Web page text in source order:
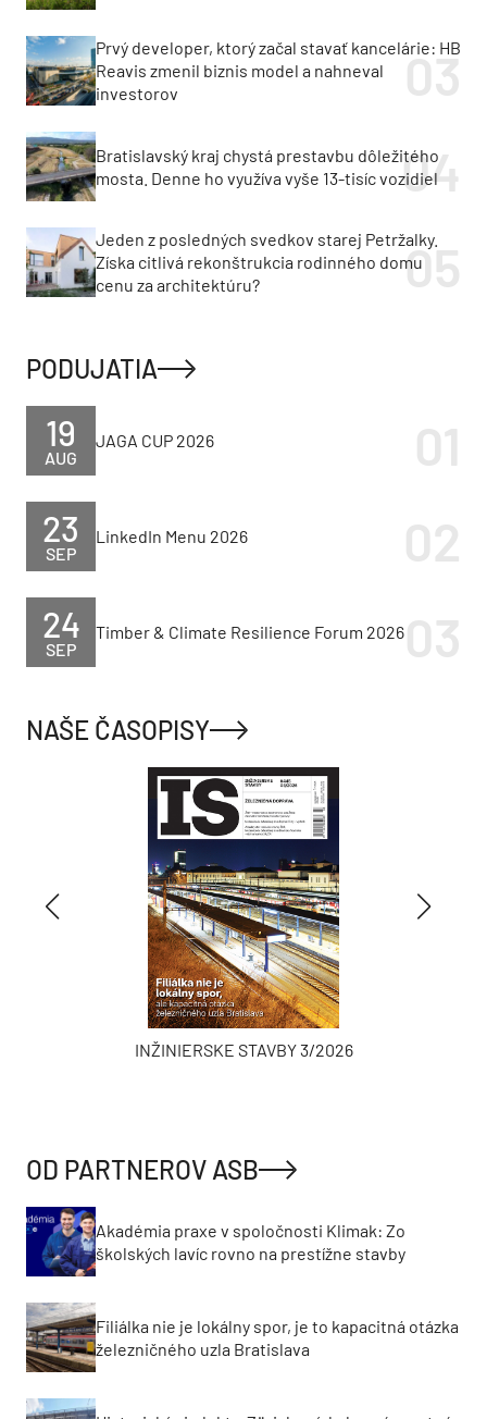
Prvý developer, ktorý začal stavať kancelárie: HB
Reavis zmenil biznis model a nahneval
investorov
Bratislavský kraj chystá prestavbu dôležitého
mosta. Denne ho využíva vyše 13-tisíc vozidiel
Jeden z posledných svedkov starej Petržalky.
Získa citlivá rekonštrukcia rodinného domu
cenu za architektúru?
PODUJATIA
AUG
19 JAGA CUP 2026
SEP
23 LinkedIn Menu 2026
SEP
24 Timber & Climate Resilience Forum 2026
NAŠE ČASOPISY
INŽINIERSKE STAVBY 3/2026
OD PARTNEROV ASB
Akadémia praxe v spoločnosti Klimak: Zo
školských lavíc rovno na prestížne stavby
Filiálka nie je lokálny spor, je to kapacitná otázka
železničného uzla Bratislava